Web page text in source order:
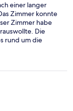
einer langer
Zimmer konnte
Zimmer habe
Die
rund um die
ihr in Hue
zwar kein